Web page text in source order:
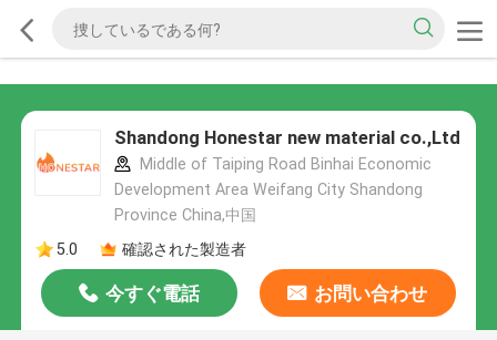
Shandong Honestar new material co.,Ltd
Middle of Taiping Road Binhai Economic
Development Area Weifang City Shandong
Province China,中国
5.0
確認された製造者
今すぐ電話 お問い合わせ